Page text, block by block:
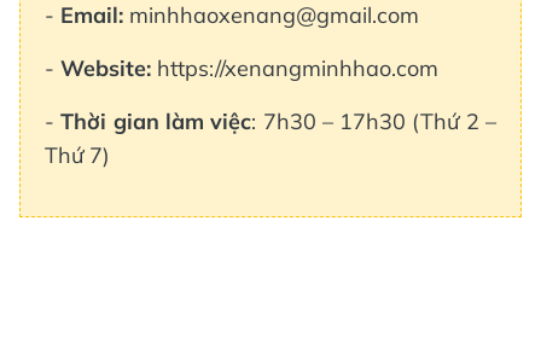
- Email: minhhaoxenang@gmail.com
- Website: https://xenangminhhao.com
-Thời gian làm việc: 7h30 – 17h30 (Thứ 2 –
Thứ 7)